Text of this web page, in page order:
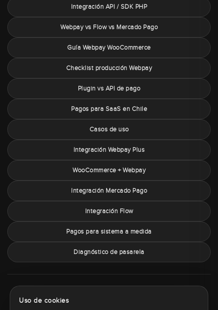
Integración API / SDK PHP
Webpay vs Flow vs Mercado Pago
Guía Webpay WooCommerce
Checklist producción Webpay
Plugin vs API de pago
Pagos para SaaS en Chile
Casos de uso
Integración Webpay Plus
WooCommerce + Webpay
Integración Mercado Pago
Integración Flow
Pagos para sistema a medida
Diagnóstico de pasarela
Política de cookies
Uso de cookies